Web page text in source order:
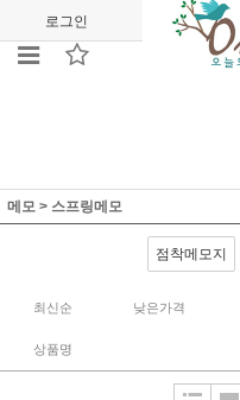
로그인 회원가입
메모 > 스프링메모
점착메모지
최신순 낮은가격
상품명